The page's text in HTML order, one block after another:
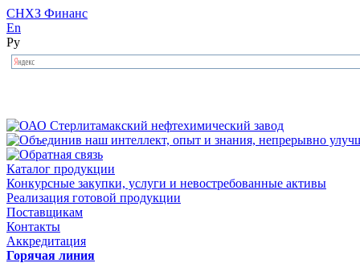
СНХЗ Финанс
En
Ру
Каталог продукции
Конкурсные закупки, услуги и невостребованные активы
Реализация готовой продукции
Поставщикам
Контакты
Аккредитация
Горячая линия